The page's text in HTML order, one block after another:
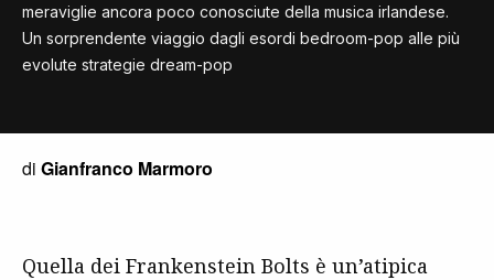
meraviglie ancora poco conosciute della musica irlandese.
Un sorprendente viaggio dagli esordi bedroom-pop alle più
evolute strategie dream-pop
di Gianfranco Marmoro
Quella dei Frankenstein Bolts è un’atipica